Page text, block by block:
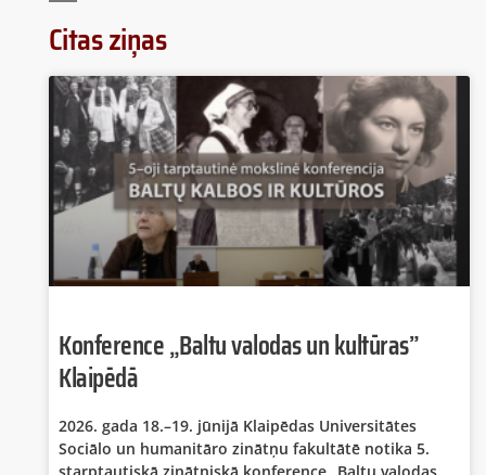
Citas ziņas
Konference „Baltu valodas un kultūras”
Klaipēdā
2026. gada 18.–19. jūnijā Klaipēdas Universitātes
Sociālo un humanitāro zinātņu fakultātē notika 5.